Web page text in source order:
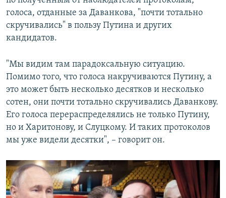
голоса, отданные за Даванкова, "почти тотально
скручивались" в пользу Путина и других
кандидатов.
"Мы видим там парадоксальную ситуацию.
Помимо того, что голоса накручиваются Путину, а
это может быть несколько десятков и несколько
сотен, они почти тотально скручивались Даванкову.
Его голоса перераспределялись не только Путину,
но и Харитонову, и Слуцкому. И таких протоколов
мы уже видели десятки", – говорит он.